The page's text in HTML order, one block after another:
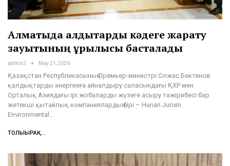
Алматыда қалдықтарды кәдеге жарату
зауытының құрылысы басталады
admin2 May 21, 2026
Қазақстан Республикасының Премьер-министрі Олжас Бектенов
қалдықтарды энергияға айналдыру саласындағы ҚХР мен
Орталық Азиядағы ірі жобаларды жүзеге асыру тәжірибесі бар
жетекші қытайлық компаниялардың бірі – Hunan Junxin
Environmental…
ТОЛЫҒЫРАҚ...